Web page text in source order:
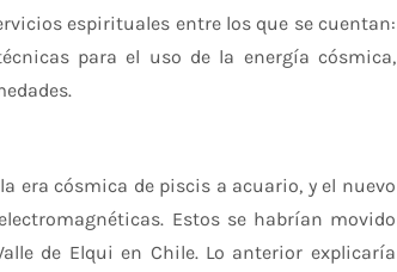
espirituales entre los que se cuentan:
para el uso de la energía cósmica,
era cósmica de piscis a acuario, y el nuevo
Estos se habrían movido
de Elqui en Chile. Lo anterior explicaría